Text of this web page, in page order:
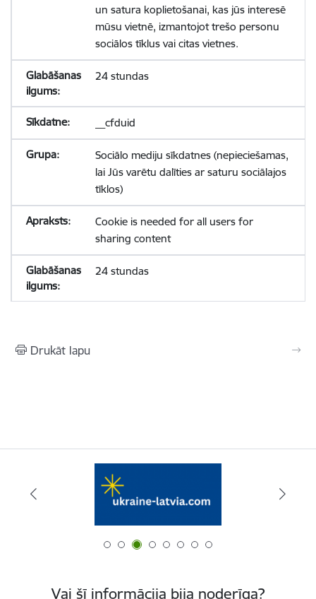
un satura koplietošanai, kas jūs interesē
mūsu vietnē, izmantojot trešo personu
sociālos tīklus vai citas vietnes.
24 stundas
__cfduid
Sociālo mediju sīkdatnes (nepieciešamas,
lai Jūs varētu dalīties ar saturu sociālajos
tīklos)
Cookie is needed for all users for
sharing content
24 stundas
Drukāt lapu
Vai šī informācija bija noderīga?